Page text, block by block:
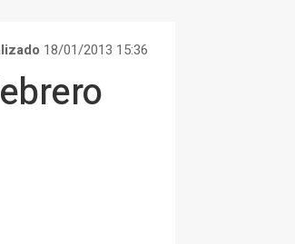
18/01/2013 15:36